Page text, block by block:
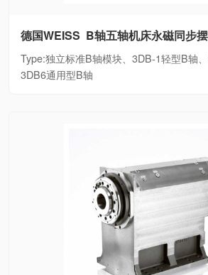
Type:独立标准B轴模块、3DB-1轻型B轴、
3DB6通用型B轴